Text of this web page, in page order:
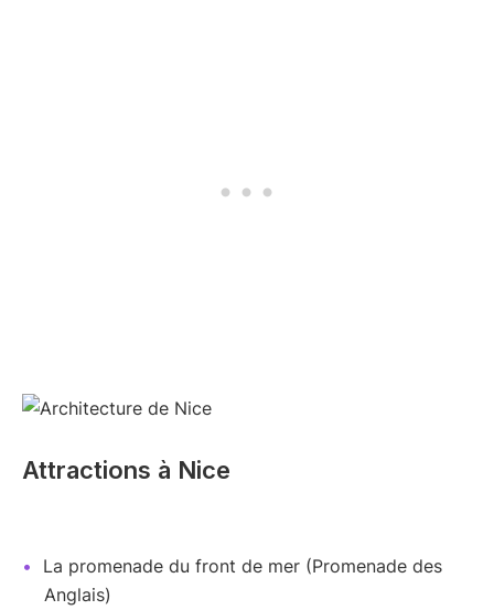
Attractions à Nice
La promenade du front de mer (Promenade des
Anglais)